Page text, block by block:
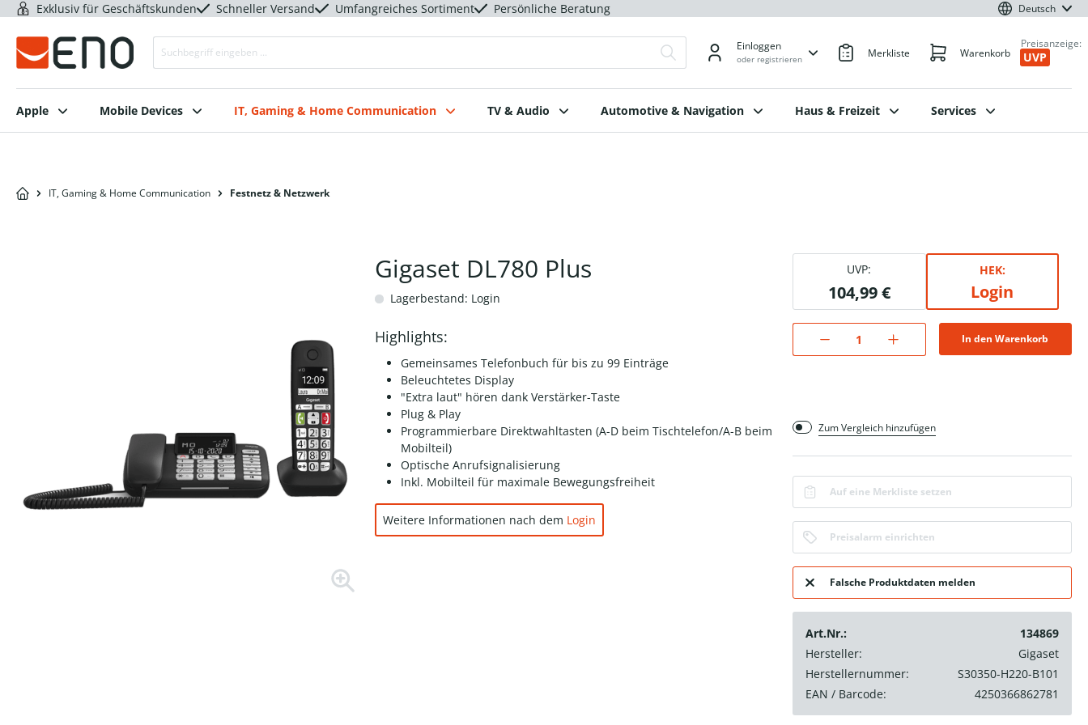
Exklusiv für Geschäftskunden Schneller Versand Umfangreiches Sortiment Persönliche Beratung Deutsch
Einloggen
oder registrieren Merkliste Warenkorb
Preisanzeige:
UVP
Apple Mobile Devices IT, Gaming & Home Communication TV & Audio Automotive & Navigation Haus & Freizeit Services
IT, Gaming & Home Communication Festnetz & Netzwerk
Gigaset DL780 Plus
Lagerbestand: Login
Highlights:
Gemeinsames Telefonbuch für bis zu 99 Einträge
Beleuchtetes Display
"Extra laut" hören dank Verstärker-Taste
Plug & Play
Programmierbare Direktwahltasten (A-D beim Tischtelefon/A-B beim
Mobilteil)
Optische Anrufsignalisierung
Inkl. Mobilteil für maximale Bewegungsfreiheit
Weitere Informationen nach dem Login
UVP:
104,99 €
HEK:
Login
In den Warenkorb
Zum Vergleich hinzufügen
Auf eine Merkliste setzen
Preisalarm einrichten
Falsche Produktdaten melden
Art.Nr.:
134869
Hersteller:
Gigaset
Herstellernummer:
S30350-H220-B101
EAN / Barcode:
4250366862781